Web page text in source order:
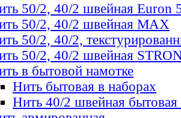
50/2, 40/2 швейная Euron
50/2, 40/2 швейная МАХ
50/2, 40/2,
50/2, 40/2 швейная
в бытовой намотке
Нить бытовая в наборах
Нить 40/2 швейная бытовая